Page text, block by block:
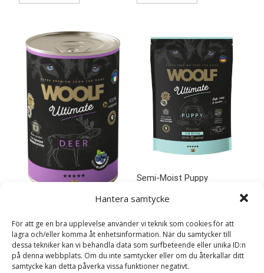
Hantera samtycke
För att ge en bra upplevelse använder vi teknik som cookies för att
lagra och/eller komma åt enhetsinformation. När du samtycker till
dessa tekniker kan vi behandla data som surfbeteende eller unika ID:n
på denna webbplats. Om du inte samtycker eller om du återkallar ditt
samtycke kan detta påverka vissa funktioner negativt.
Våtfoder för Hund – 6 x
400 g – Woolf Snacks
329kr
Semi-Moist Puppy
Woolf Snacks
LÄS MERA & KÖP